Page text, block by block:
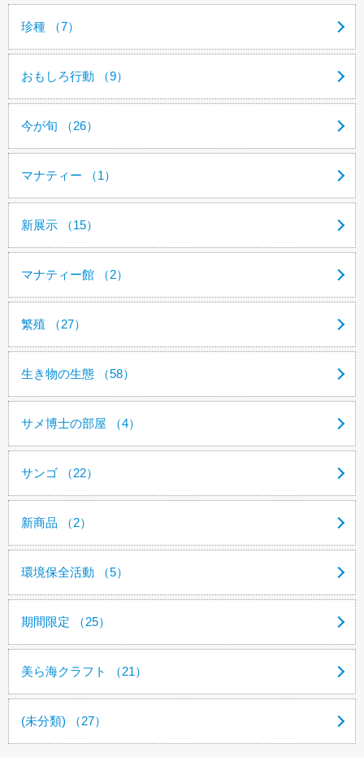
珍種 （7）
おもしろ行動 （9）
今が旬 （26）
マナティー （1）
新展示 （15）
マナティー館 （2）
繁殖 （27）
生き物の生態 （58）
サメ博士の部屋 （4）
サンゴ （22）
新商品 （2）
環境保全活動 （5）
期間限定 （25）
美ら海クラフト （21）
(未分類) （27）